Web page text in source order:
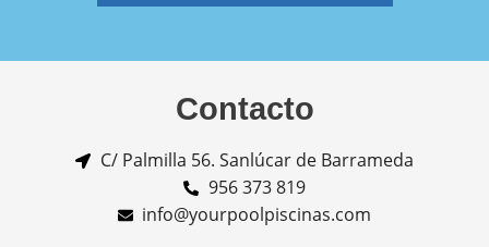
Contacto
C/ Palmilla 56. Sanlúcar de Barrameda
956 373 819
info@yourpoolpiscinas.com